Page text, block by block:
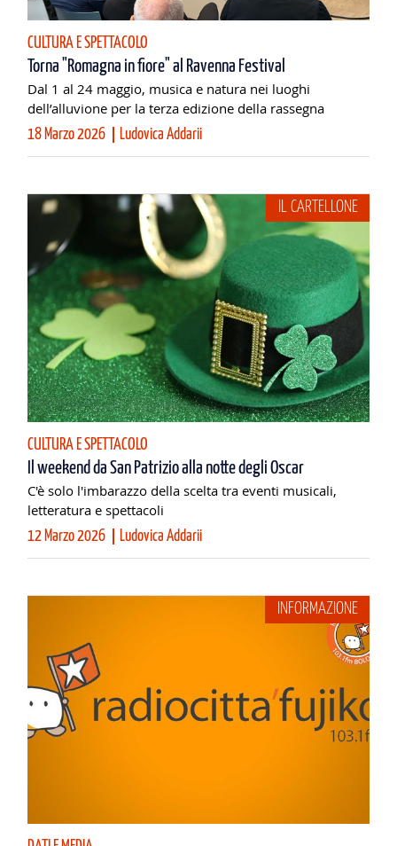
CULTURA E SPETTACOLO
Torna "Romagna in fiore" al Ravenna Festival
Dal 1 al 24 maggio, musica e natura nei luoghi
dell’alluvione per la terza edizione della rassegna
18 Marzo 2026 Ludovica Addarii
CULTURA E SPETTACOLO
IL CARTELLONE
Il weekend da San Patrizio alla notte degli Oscar
C'è solo l'imbarazzo della scelta tra eventi musicali,
letteratura e spettacoli
12 Marzo 2026 Ludovica Addarii
INFORMAZIONE